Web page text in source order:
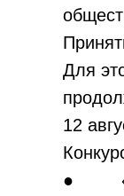
Для
12
●